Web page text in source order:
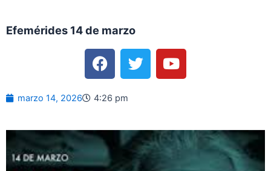
Efemérides 14 de marzo
F
a
c
e
o
k
T
w
i
r
Y
o
u
e
marzo 14, 2026 4:26 pm